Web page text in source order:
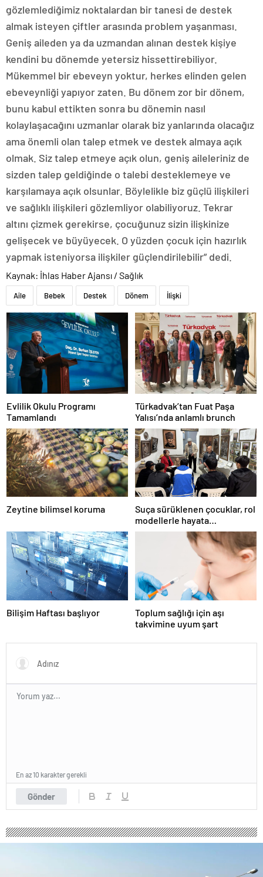
gözlemlediğimiz noktalardan bir tanesi de destek
almak isteyen çiftler arasında problem yaşanması.
Geniş aileden ya da uzmandan alınan destek kişiye
kendini bu dönemde yetersiz hissettirebiliyor.
Mükemmel bir ebeveyn yoktur, herkes elinden gelen
ebeveynliği yapıyor zaten. Bu dönem zor bir dönem,
bunu kabul ettikten sonra bu dönemin nasıl
kolaylaşacağını uzmanlar olarak biz yanlarında olacağız
ama önemli olan talep etmek ve destek almaya açık
olmak. Siz talep etmeye açık olun, geniş aileleriniz de
sizden talep geldiğinde o talebi desteklemeye ve
karşılamaya açık olsunlar. Böylelikle biz güçlü ilişkileri
ve sağlıklı ilişkileri gözlemliyor olabiliyoruz. Tekrar
altını çizmek gerekirse, çocuğunuz sizin ilişkinize
gelişecek ve büyüyecek. O yüzden çocuk için hazırlık
yapmak isteniyorsa ilişkiler güçlendirilebilir” dedi.
Kaynak: İhlas Haber Ajansı / Sağlık
Aile Bebek Destek Dönem İlişki
Evlilik Okulu Programı
Tamamlandı
Türkadvak’tan Fuat Paşa
Yalısı’nda anlamlı brunch
Zeytine bilimsel koruma
Suça sürüklenen çocuklar, rol
modellerle hayata
hazırlanıyor
Bilişim Haftası başlıyor
Toplum sağlığı için aşı
takvimine uyum şart
Gönder
En az 10 karakter gerekli